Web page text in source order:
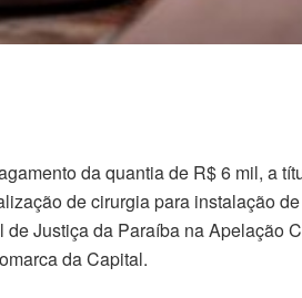
da quantia de R$ 6 mil, a
de cirurgia para instalação de
Justiça da Paraíba na Apelação
da Capital.